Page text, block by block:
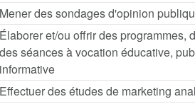
Mener des sondages d'opinion
Élaborer et/ou offrir des programmes,
des séances à vocation éducative,
informative
Effectuer des études de marketing